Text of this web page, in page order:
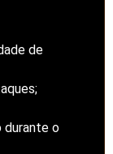
de
durante o